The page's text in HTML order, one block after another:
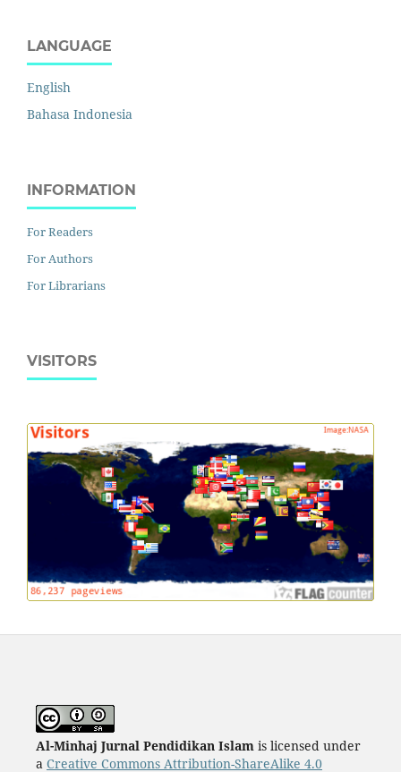
LANGUAGE
English
Bahasa Indonesia
INFORMATION
For Readers
For Authors
For Librarians
VISITORS
Al-Minhaj Jurnal Pendidikan Islam is licensed under
a Creative Commons Attribution-ShareAlike 4.0